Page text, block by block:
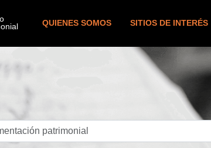
QUIENES SOMOS SITIOS DE INTERÉS